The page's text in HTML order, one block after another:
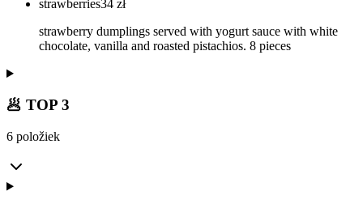
strawberries34 zł
strawberry dumplings served with yogurt sauce with white
chocolate, vanilla and roasted pistachios. 8 pieces
🥟 TOP 3
6 položiek